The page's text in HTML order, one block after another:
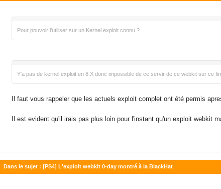
Pour pouvoir l'utiliser sur un Kernel exploit connu ?
Y'a pas de kernel exploit en 8.X donc impossible de ce servir de ce webkit sur ce
Il faut vous rappeler que les actuels exploit complet ont été permis
Il est evident qu'il irais pas plus loin pour l'instant qu'un exploit
Dans le sujet : [PS4] L'exploit webkit 0-day montré à la BlackHat